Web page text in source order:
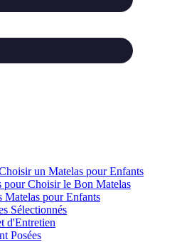
un Matelas pour Enfants
pour Choisir le Bon Matelas
Matelas pour Enfants
Sélectionnés
d'Entretien
Posées